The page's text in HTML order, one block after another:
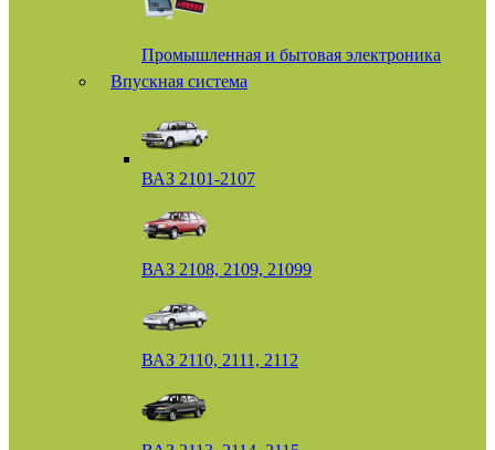
Промышленная и бытовая электроника
Впускная система
ВАЗ 2101-2107
ВАЗ 2108, 2109, 21099
ВАЗ 2110, 2111, 2112